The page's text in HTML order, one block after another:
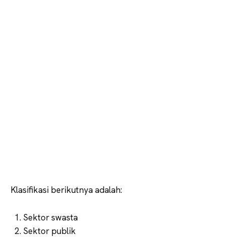
Klasifikasi berikutnya adalah:
Sektor swasta
Sektor publik